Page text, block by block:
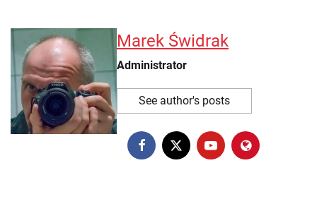
Marek Świdrak
Administrator
See author's posts